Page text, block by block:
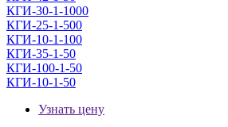
КГИ-30-1-1000
КГИ-25-1-500
КГИ-10-1-100
КГИ-35-1-50
КГИ-100-1-50
КГИ-10-1-50
Узнать цену